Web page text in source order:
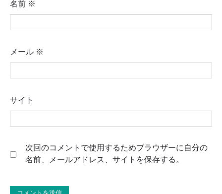
名前 ※
メール ※
サイト
次回のコメントで使用するためブラウザーに自分の
名前、メールアドレス、サイトを保存する。